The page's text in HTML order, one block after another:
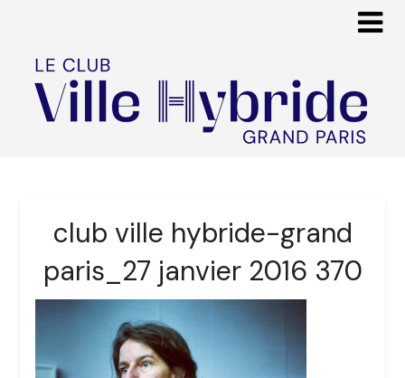
club ville hybride-grand
paris_27 janvier 2016 370